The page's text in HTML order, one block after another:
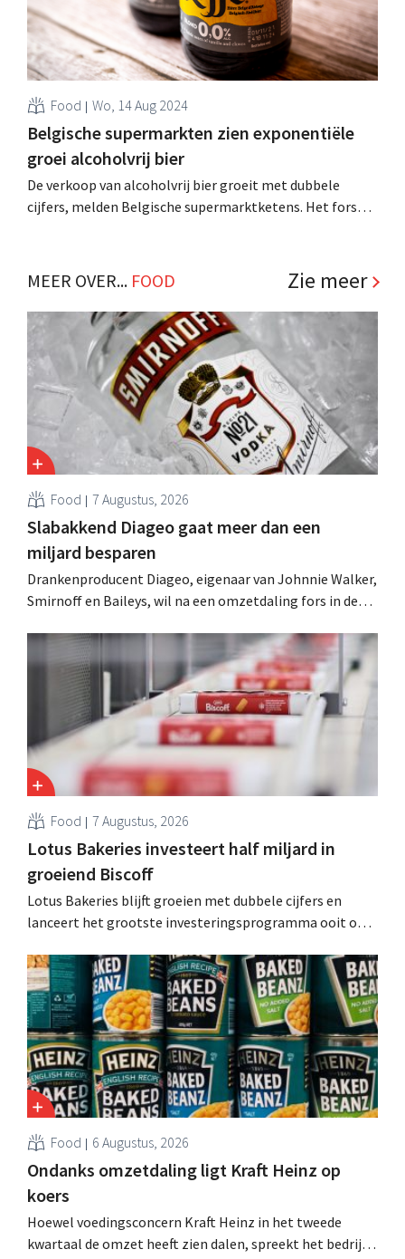
Food Wo, 14 Aug 2024
Belgische supermarkten zien exponentiële
groei alcoholvrij bier
De verkoop van alcoholvrij bier groeit met dubbele
cijfers, melden Belgische supermarktketens. Het fors
MEER OVER... FOOD Zie meer
Food 7 Augustus, 2026
Slabakkend Diageo gaat meer dan een
miljard besparen
Drankenproducent Diageo, eigenaar van Johnnie Walker,
Smirnoff en Baileys, wil na een omzetdaling fors in de
andere Guiness en voorgemixte cocktails.
Food 7 Augustus, 2026
Lotus Bakeries investeert half miljard in
groeiend Biscoff
Lotus Bakeries blijft groeien met dubbele cijfers en
lanceert het grootste investeringsprogramma ooit om
moeten dit momentum grijpen”.
Food 6 Augustus, 2026
Ondanks omzetdaling ligt Kraft Heinz op
koers
Hoewel voedingsconcern Kraft Heinz in het tweede
kwartaal de omzet heeft zien dalen, spreekt het bedrijf